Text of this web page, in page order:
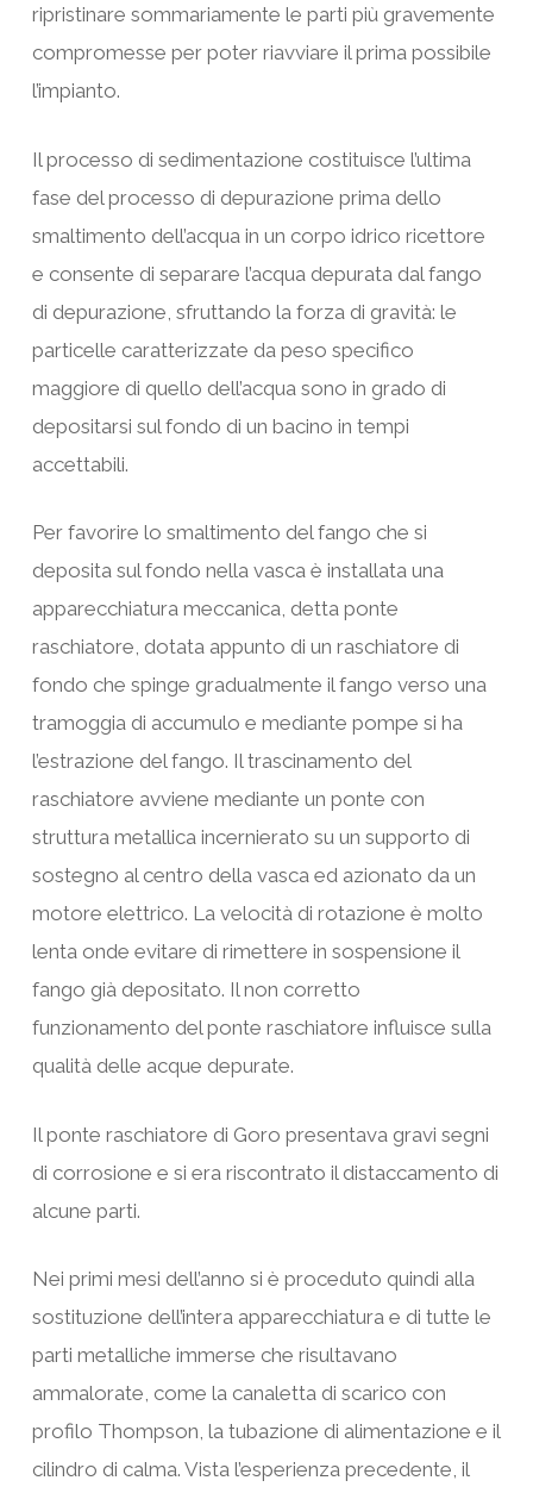
ripristinare sommariamente le parti più gravemente
compromesse per poter riavviare il prima possibile
l’impianto.
Il processo di sedimentazione costituisce l’ultima
fase del processo di depurazione prima dello
smaltimento dell’acqua in un corpo idrico ricettore
e consente di separare l’acqua depurata dal fango
di depurazione, sfruttando la forza di gravità: le
particelle caratterizzate da peso specifico
maggiore di quello dell’acqua sono in grado di
depositarsi sul fondo di un bacino in tempi
accettabili.
Per favorire lo smaltimento del fango che si
deposita sul fondo nella vasca è installata una
apparecchiatura meccanica, detta ponte
raschiatore, dotata appunto di un raschiatore di
fondo che spinge gradualmente il fango verso una
tramoggia di accumulo e mediante pompe si ha
l’estrazione del fango. Il trascinamento del
raschiatore avviene mediante un ponte con
struttura metallica incernierato su un supporto di
sostegno al centro della vasca ed azionato da un
motore elettrico. La velocità di rotazione è molto
lenta onde evitare di rimettere in sospensione il
fango già depositato. Il non corretto
funzionamento del ponte raschiatore influisce sulla
qualità delle acque depurate.
Il ponte raschiatore di Goro presentava gravi segni
di corrosione e si era riscontrato il distaccamento di
alcune parti.
Nei primi mesi dell’anno si è proceduto quindi alla
sostituzione dell’intera apparecchiatura e di tutte le
parti metalliche immerse che risultavano
ammalorate, come la canaletta di scarico con
profilo Thompson, la tubazione di alimentazione e il
cilindro di calma. Vista l’esperienza precedente, il